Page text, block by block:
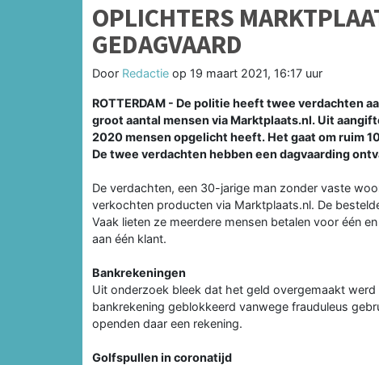
OPLICHTERS
GEDAGVAARD
Door Redactie op 19 maart 2021, 16:17 uur
ROTTERDAM - De politie heeft twee verdachten
groot aantal mensen via Marktplaats.nl. Uit
2020 mensen opgelicht heeft. Het gaat om ruim
De twee verdachten hebben een dagvaarding
De verdachten, een 30-jarige man zonder vaste
verkochten producten via Marktplaats.nl. De
Vaak lieten ze meerdere mensen betalen voor één
aan één klant.
Bankrekeningen
Uit onderzoek bleek dat het geld overgemaakt
bankrekening geblokkeerd vanwege frauduleus
openden daar een rekening.
Golfspullen in coronatijd